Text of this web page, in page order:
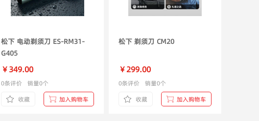
松下 电动剃须刀 ES-RM31-
G405
￥349.00
0条评价
销量0个
收藏
加入购物车
松下 剃须刀 CM20
￥299.00
0条评价
销量0个
收藏
加入购物车